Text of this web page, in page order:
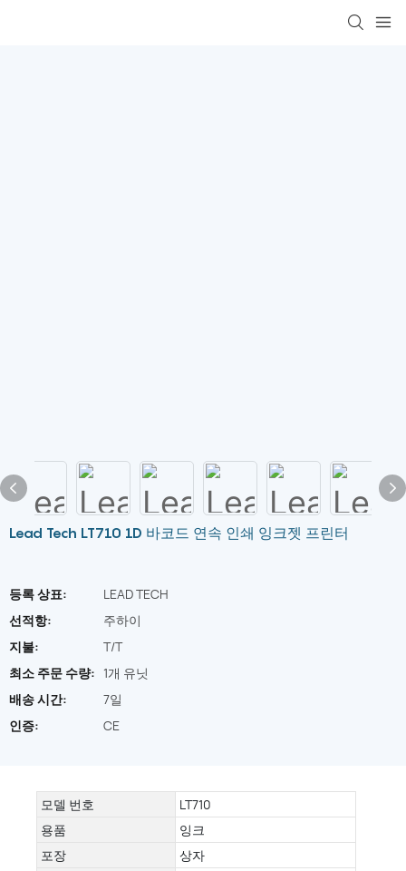
Lead Tech LT710 1D 바코드 연속 인쇄 잉크젯 프린터
등록 상표:
LEAD TECH
선적항:
주하이
지불:
T/T
최소 주문 수량: 1개 유닛
배송 시간:
7일
인증:
CE
모델 번호
LT710
용품
잉크
포장
상자